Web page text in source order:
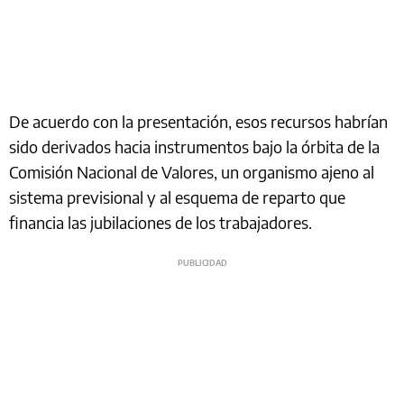
De acuerdo con la presentación, esos recursos habrían
sido derivados hacia instrumentos bajo la órbita de la
Comisión Nacional de Valores, un organismo ajeno al
sistema previsional y al esquema de reparto que
financia las jubilaciones de los trabajadores.